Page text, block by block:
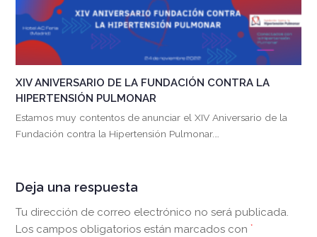
XIV ANIVERSARIO DE LA FUNDACIÓN CONTRA LA
HIPERTENSIÓN PULMONAR
Estamos muy contentos de anunciar el XIV Aniversario de la
Fundación contra la Hipertensión Pulmonar.…
Deja una respuesta
Tu dirección de correo electrónico no será publicada.
Los campos obligatorios están marcados con*